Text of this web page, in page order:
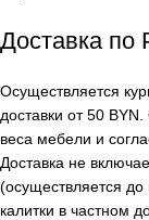
Доставка по
Осуществляется
доставки от 50
веса мебели и
Доставка не
(осуществляется
калитки в частном